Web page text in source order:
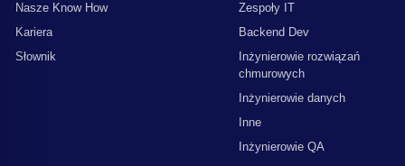
Nasze Know How
Kariera
Słownik
Zespoły IT
Backend Dev
Inżynierowie rozwiązań
chmurowych
Inżynierowie danych
Inne
Inżynierowie QA